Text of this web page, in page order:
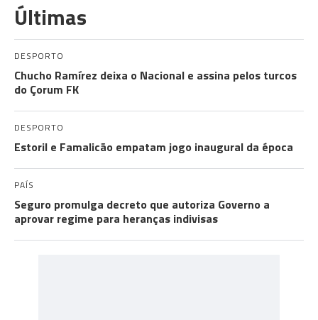
Últimas
DESPORTO
Chucho Ramírez deixa o Nacional e assina pelos turcos
do Çorum FK
DESPORTO
Estoril e Famalicão empatam jogo inaugural da época
PAÍS
Seguro promulga decreto que autoriza Governo a
aprovar regime para heranças indivisas